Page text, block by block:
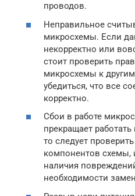
проводов.
Неправильное
микросхемы. Если
некорректно или
стоит проверить
микросхемы к
убедиться, что все
корректно.
Сбои в работе
прекращает
то следует
компонентов схемы,
наличия
необходимости